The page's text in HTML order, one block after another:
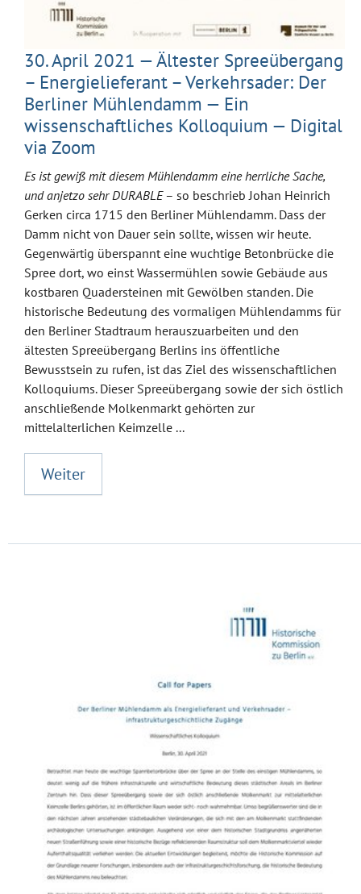
30. April 2021 — Ältester Spreeübergang
– Energielieferant – Verkehrsader: Der
Berliner Mühlendamm — Ein
wissenschaftliches Kolloquium — Digital
via Zoom
Es ist gewiß mit diesem Mühlendamm eine herrliche Sache,
und anjetzo sehr DURABLE– so beschrieb Johan Heinrich
Gerken circa 1715 den Berliner Mühlendamm. Dass der
Damm nicht von Dauer sein sollte, wissen wir heute.
Gegenwärtig überspannt eine wuchtige Betonbrücke die
Spree dort, wo einst Wassermühlen sowie Gebäude aus
kostbaren Quadersteinen mit Gewölben standen. Die
historische Bedeutung des vormaligen Mühlendamms für
den Berliner Stadtraum herauszuarbeiten und den
ältesten Spreeübergang Berlins ins öffentliche
Bewusstsein zu rufen, ist das Ziel des wissenschaftlichen
Kolloquiums. Dieser Spreeübergang sowie der sich östlich
anschließende Molkenmarkt gehörten zur
mittelalterlichen Keimzelle ...
Weiter